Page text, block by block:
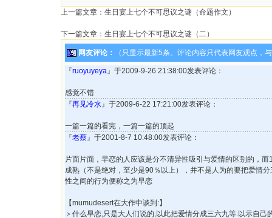
上一篇文章： 生日宴上七个不可思议之谜（命题作文）
下一篇文章： 生日宴上七个不可思议之谜（二）
网友评论： （只显示最新5条。评论内容只代表网友观点，
『ruoyuyeya』于2009-9-26 21:38:00发表评论：
感觉不错
『再见冷水』于2009-6-22 17:21:00发表评论：
一篇一篇的看完，一篇一篇的顶起
『老蔡』于2001-8-7 10:48:00发表评论：
片面片面，早恋的人应该是分不清异性吸引与爱情的区别的，
成熟（不是绝对，至少是90％以上），并不是人为的要把爱情
性之间的行为便称之为早恋
【mumudesert在大作中谈到:】
＞什么早恋,只是大人们说的,以此把爱情分成三六九等.以示自己